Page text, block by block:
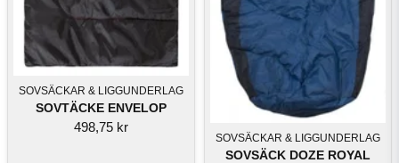
SOVSÄCKAR & LIGGUNDERLAG
SOVTÄCKE ENVELOP
498,75 kr
SOVSÄCKAR & LIGGUNDERLAG
SOVSÄCK DOZE ROYAL